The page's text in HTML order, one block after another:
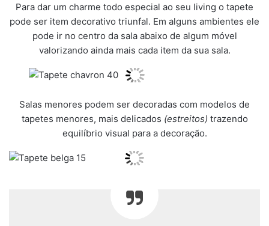
Para dar um charme todo especial ao seu living o tapete
pode ser item decorativo triunfal. Em alguns ambientes ele
pode ir no centro da sala abaixo de algum móvel
valorizando ainda mais cada item da sua sala.
Salas menores podem ser decoradas com modelos de
tapetes menores, mais delicados (estreitos) trazendo
equilíbrio visual para a decoração.